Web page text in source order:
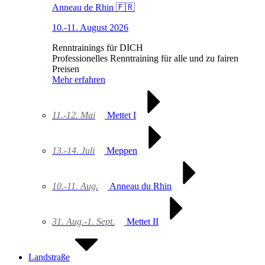
Anneau de Rhin 🇫🇷
10.-11. August 2026
Renntrainings für DICH
Professionelles Renntraining für alle und zu fairen
Preisen
Mehr erfahren
11.-12. Mai Mettet I
13.-14. Juli Meppen
10.-11. Aug. Anneau du Rhin
31. Aug.-1. Sept. Mettet II
Landstraße